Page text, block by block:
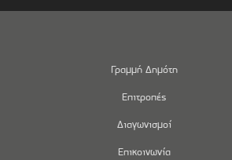
Γραμμή Δημότη
Επιτροπές
Διαγωνισμοί
Επικοινωνία